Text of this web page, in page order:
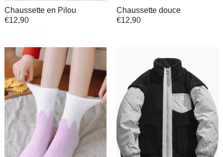
Chaussette en Pilou
€12,90
Chaussette douce
€12,90